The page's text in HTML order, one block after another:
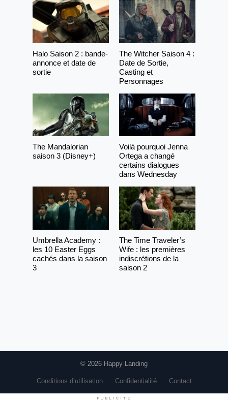
Halo Saison 2 : bande-
annonce et date de
sortie
The Witcher Saison 4 :
Date de Sortie,
Casting et
Personnages
The Mandalorian
saison 3 (Disney+)
Voilà pourquoi Jenna
Ortega a changé
certains dialogues
dans Wednesday
Umbrella Academy :
les 10 Easter Eggs
cachés dans la saison
3
The Time Traveler’s
Wife : les premières
indiscrétions de la
saison 2
© 2026 Happy Landing
Conditions d’utilisation Confidentialité Contact
PUBLICITÉ